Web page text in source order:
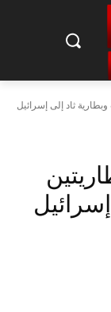
ثاد إلى إسرائيل